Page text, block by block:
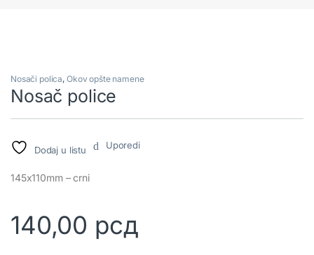
Nosači polica, Okov opšte namene
Nosač police
Dodaj u listu Uporedi
145x110mm – crni
140,00 рсд